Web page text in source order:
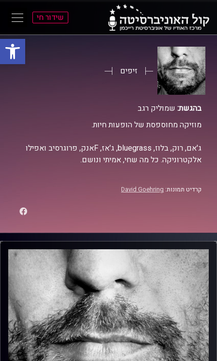
פתח
התפריט
הראשי
התוכן
הראשי
שידור חי
זיפים
בהגשת: שמוליק רגב
מוזיקה מחוספסת של הופעות חיות.
ג'אם, רוק, בלוז, bluegrass, ג'אז, Fאנק, פרוגרסיב ואפילו
אלקטרוניקה. כל מה שחי, אמיתי ונושם.
קרדיט תמונות: David Goehring